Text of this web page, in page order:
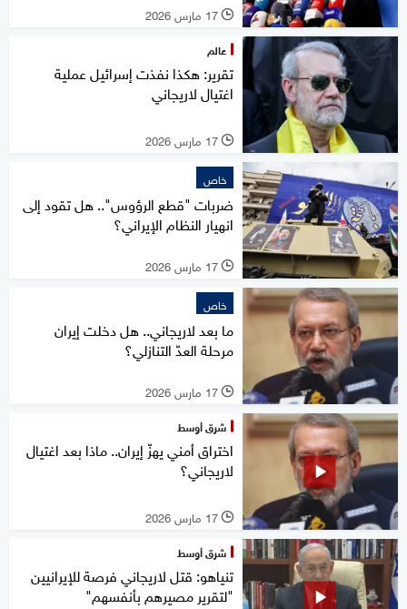
l 17 مارس 2026
عالم
تقرير: هكذا نفذت إسرائيل عملية
اغتيال لاريجاني
l 17 مارس 2026
خاص
ضربات "قطع الرؤوس".. هل تقود إلى
انهيار النظام الإيراني؟
l 17 مارس 2026
خاص
ما بعد لاريجاني.. هل دخلت إيران
مرحلة العدّ التنازلي؟
l 17 مارس 2026
شرق أوسط
اختراق أمني يهزّ إيران.. ماذا بعد اغتيال
لاريجاني؟
l 17 مارس 2026
شرق أوسط
تنياهو: قتل لاريجاني فرصة للإيرانيين
"لتقرير مصيرهم بأنفسهم"